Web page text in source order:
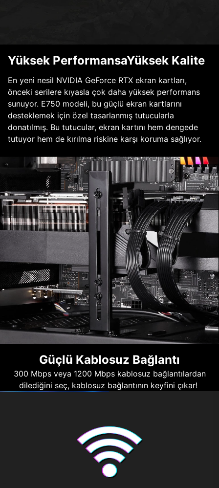
Yüksek PerformansaYüksek Kalite
En yeni nesil NVIDIA GeForce RTX ekran kartları,
önceki serilere kıyasla çok daha yüksek performans
sunuyor. E750 modeli, bu güçlü ekran kartlarını
desteklemek için özel tasarlanmış tutucularla
donatılmış. Bu tutucular, ekran kartını hem dengede
tutuyor hem de kırılma riskine karşı koruma sağlıyor.
Güçlü Kablosuz Bağlantı
300 Mbps veya 1200 Mbps kablosuz bağlantılardan
dilediğini seç, kablosuz bağlantının keyfini çıkar!